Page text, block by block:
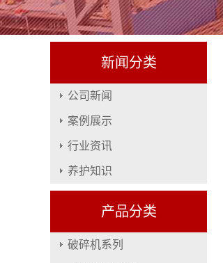
新闻分类
公司新闻
案例展示
行业资讯
养护知识
产品分类
破碎机系列